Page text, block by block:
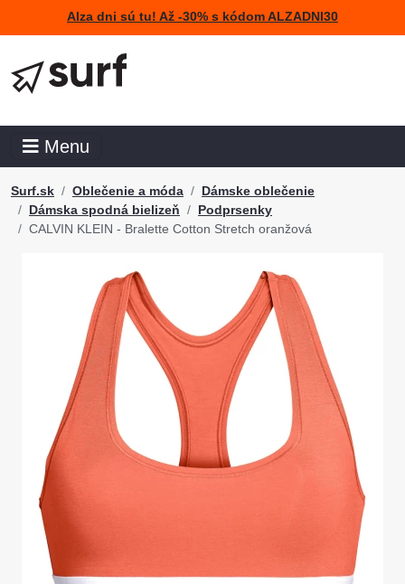
Alza dni sú tu! Až -30% s kódom ALZADNI30
Menu
Surf.sk Oblečenie a móda
Dámske oblečenie
Dámska spodná bielizeň
Podprsenky
CALVIN KLEIN - Bralette Cotton Stretch oranžová